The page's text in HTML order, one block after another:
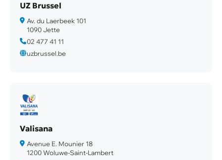
UZ Brussel
Av. du Laerbeek 101
1090 Jette
02 477 41 11
uzbrussel.be
Valisana
Avenue E. Mounier 18
1200 Woluwe-Saint-Lambert